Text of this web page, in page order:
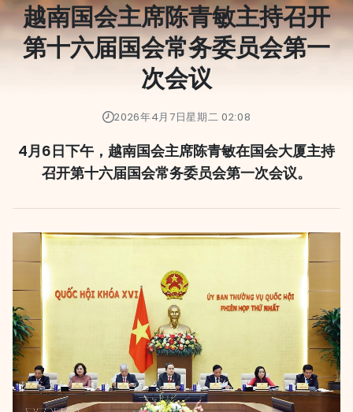
越南国会主席陈青敏主持召开
第十六届国会常务委员会第一
次会议
2026年4月7日星期二 02:08
4月6日下午，越南国会主席陈青敏在国会大厦主持
召开第十六届国会常务委员会第一次会议。